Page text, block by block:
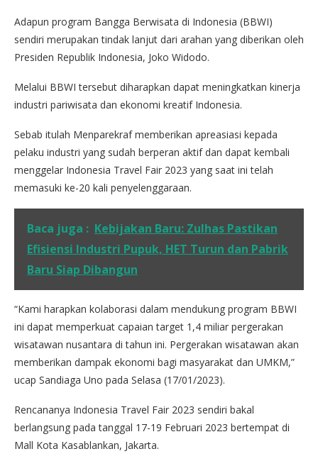
Adapun program Bangga Berwisata di Indonesia (BBWI)
sendiri merupakan tindak lanjut dari arahan yang diberikan oleh
Presiden Republik Indonesia, Joko Widodo.
Melalui BBWI tersebut diharapkan dapat meningkatkan kinerja
industri pariwisata dan ekonomi kreatif Indonesia.
Sebab itulah Menparekraf memberikan apreasiasi kepada
pelaku industri yang sudah berperan aktif dan dapat kembali
menggelar Indonesia Travel Fair 2023 yang saat ini telah
memasuki ke-20 kali penyelenggaraan.
Baca juga : Kebijakan Baru: Zulhas Pastikan
Efisiensi Industri Pupuk, HET Turun dan Pabrik
Baru Siap Dibangun
“Kami harapkan kolaborasi dalam mendukung program BBWI
ini dapat memperkuat capaian target 1,4 miliar pergerakan
wisatawan nusantara di tahun ini. Pergerakan wisatawan akan
memberikan dampak ekonomi bagi masyarakat dan UMKM,”
ucap Sandiaga Uno pada Selasa (17/01/2023).
Rencananya Indonesia Travel Fair 2023 sendiri bakal
berlangsung pada tanggal 17-19 Februari 2023 bertempat di
Mall Kota Kasablankan, Jakarta.